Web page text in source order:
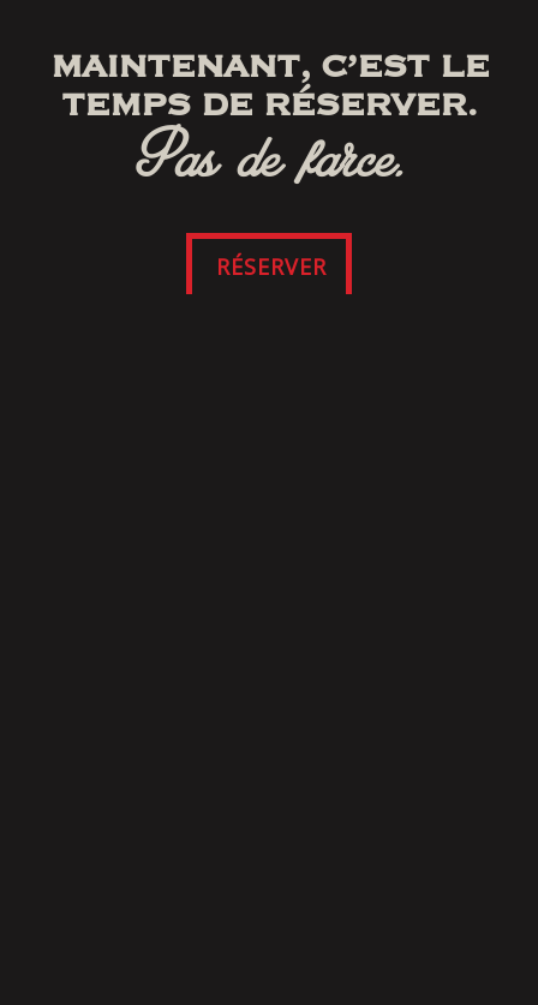
MAINTENANT, C’EST LE
TEMPS DE RÉSERVER.
Pas de farce.
RÉSERVER